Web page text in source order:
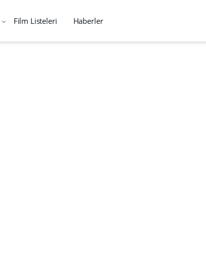
Film Listeleri Haberler